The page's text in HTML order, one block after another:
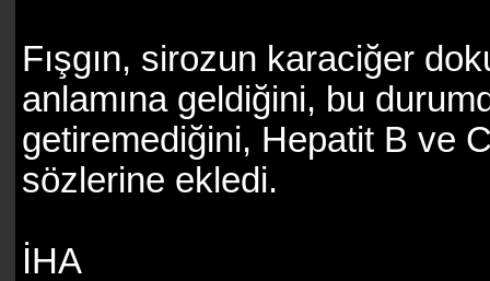
Fışgın, sirozun karaciğer
anlamına geldiğini, bu
getiremediğini, Hepatit B ve
sözlerine ekledi.
İHA